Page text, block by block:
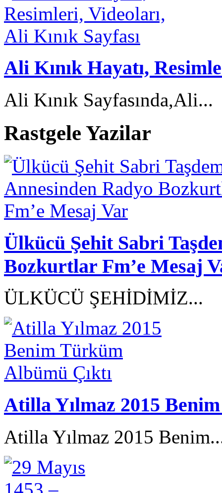
Ali Kınık Hayatı,
Ali Kınık Sayfasında,Ali...
Rastgele Yazilar
Ülkücü Şehit Sabri
Bozkurtlar Fm’e Mesaj
ÜLKÜCÜ ŞEHİDİMİZ...
Atilla Yılmaz 2015
Atilla Yılmaz 2015